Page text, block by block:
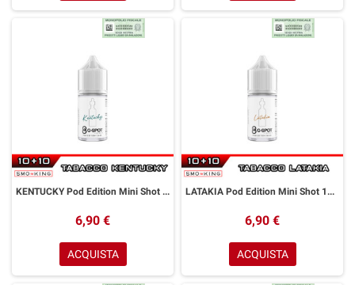
KENTUCKY Pod Edition Mini Shot 10+10 ml G-SPOT Tabacco Kentucky
6,90 €
ACQUISTA
LATAKIA Pod Edition Mini Shot 10+10 ml G-SPOT Tabacco Latakia
6,90 €
ACQUISTA